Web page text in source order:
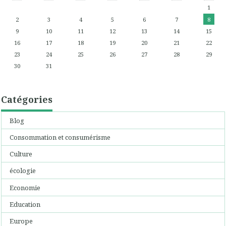
1
2
3 4 5 6 7
8
9
10 11 12 13 14
15
16
17 18 19 20 21
22
23
24 25 26 27 28
29
30
31
Catégories
Blog
Consommation et consumérisme
Culture
écologie
Economie
Education
Europe